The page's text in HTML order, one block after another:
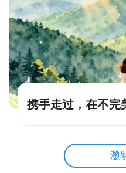
携手走过，在不完
瀏